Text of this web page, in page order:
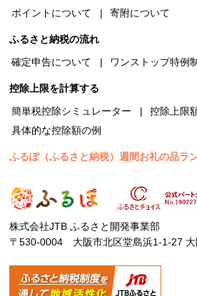
ポイントについて
寄附について
ふるさと納税の流れ
確定申告について
ワンストップ特例
控除上限を計算する
簡単税控除シミュレーター
控除上限
具体的な控除額の例
ふるぽ（ふるさと納税）週間お礼の品ラ
株式会社JTB ふるさと開発事業部
〒530-0004 大阪市北区堂島浜1-1-27 大